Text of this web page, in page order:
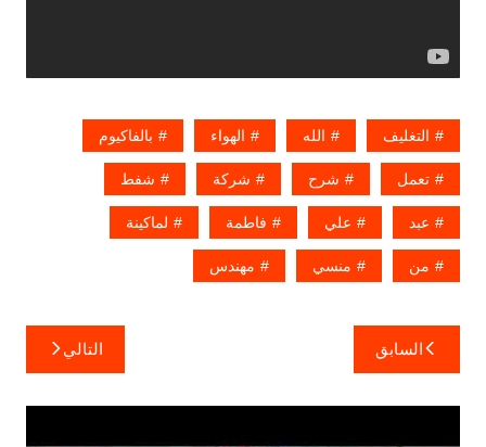
التغليف الله الهواء بالفاكيوم
تعمل شرح شركة شفط
عبد علي فاطمة لماكينة
من منسي مهندس
تصفّح
المقالات
السابق التالي